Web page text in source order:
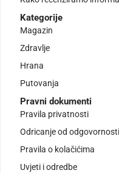
Kategorije
Magazin
Zdravlje
Hrana
Putovanja
Pravni dokumenti
Pravila privatnosti
Odricanje od odgovornosti
Pravila o kolačićima
Uvjeti i odredbe